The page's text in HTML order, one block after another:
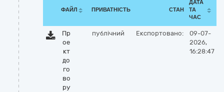
ФАЙЛ ПРИВАТНІСТЬ СТАН
ДАТА
ТА
ЧАС
Пр
ое
кт
до
го
во
ру
публічний Експортовано:
09-07-
2026,
16:28:47